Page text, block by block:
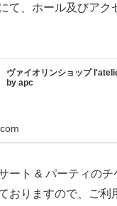
て、ホール及びアク
ヴァイオリンショップ
by apc
ート & パーティのチ
おりますので、ご利